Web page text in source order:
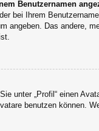
Benutzernamen
bei Ihrem
angeben. Das andere,
unter „Profil“ einen
benutzen können.